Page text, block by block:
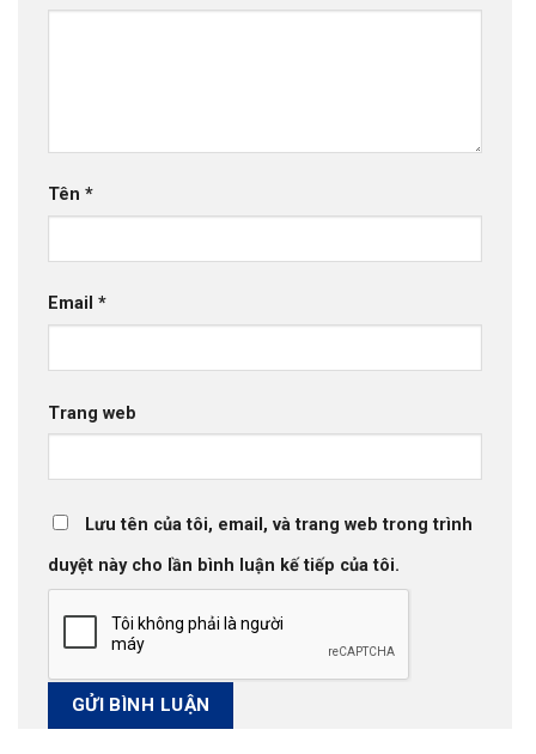
Tên *
Email *
Trang web
Lưu tên của tôi, email, và trang web trong trình
duyệt này cho lần bình luận kế tiếp của tôi.